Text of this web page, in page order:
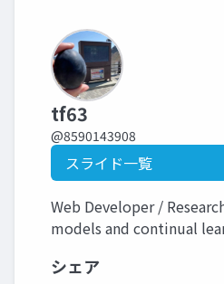
tf63
@8590143908
スライド一覧
Web Developer /
models and continual
シェア